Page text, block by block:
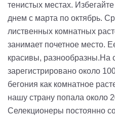
тенистых местах.
днем ​​с марта по октябрь.
лиственных комнатных
занимает почетное место.
красивы, разнообразны.На
зарегистрировано около
бегония как комнатное
нашу страну попала около
Селекционеры постоянно